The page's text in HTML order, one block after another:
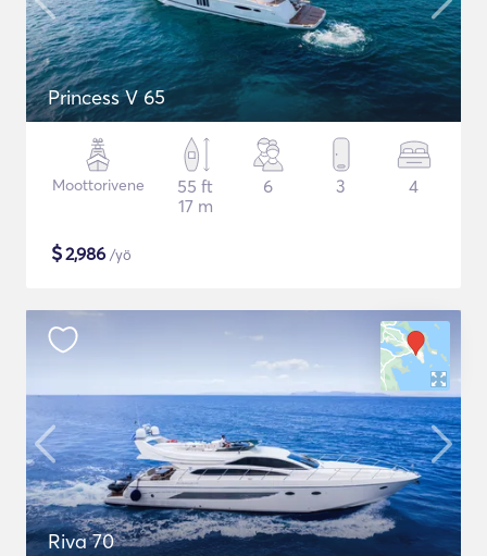
Princess V 65
Moottorivene
55 ft
17 m
6 3 4
$2,986 /yö
Riva 70